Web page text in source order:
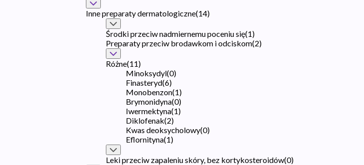
Inne preparaty dermatologiczne(14)
Środki przeciw nadmiernemu poceniu się(1)
Preparaty przeciw brodawkom i odciskom(2)
Różne(11)
Minoksydyl(0)
Finasteryd(6)
Monobenzon(1)
Brymonidyna(0)
Iwermektyna(1)
Diklofenak(2)
Kwas deoksycholowy(0)
Eflornityna(1)
Leki przeciw zapaleniu skóry, bez kortykosteroidów(0)